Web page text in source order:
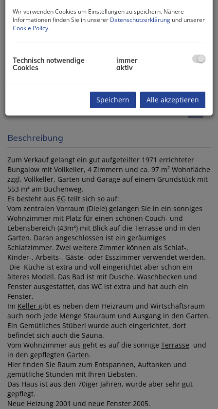
Beschreibung
Zum Verkauf gelangt ein gut aufgeteilter 1971 errichteter
Bungalow mit Vollkeller, 4 Zimmern und ca. 97 m² Wohnfläche
zzgl. Vollkeller, Garten und Garage auf einem Grundstück mit
553 m² am Buchenweg.
Es besteht aus EG teilt sich so auf:
Vom zentralen Vorraum (Diele) gelangen Sie in ein sonniges
Wohnzimmer mit Platz für einen schönen Couch- und
Lebensbereich (43m²) mit Blick auf die Terrasse und in den
Garten. Daran angeschlossen ist ein geräumiges
Schlafzimmer. Zwei weitere Zimmer können als Schlaf-,
Kinder-, Arbeits-, Gäste- oder Esszimmer verwendet werden.
Die Küche ist extra und voll eingerichtet aber schon ein
älteres Modell. Das Bad ist mit Dusche. Waschbecken und
Fenster ausgestattet, das WC ist extra und hat auch ein
Fenster.
Im Keller gibt es neben dem Heizraum und Wirtschaftsraum
auch noch jede Menge Stauraum und Ausgang in den Garten.
Ein Gemütliches Stüberl wurde auch eingerichtet, dort
befindet sich auch die Sauna.
Vom Wohnzimmer aus geht es auf die sonnige Terrasse und
in den gepflegten Garten.
Hier finden Sie Raum zum Entspannen, Auftanken und
gemütliche Stunden mit Ihren Liebsten.
Das Haus ist aus den 70iger Jahren, wurde aber sehr gut
gepflegt.
Neue Heizung 2001 und neue Fenster 2005.
Wir verwenden Cookies um Einstellungen zu speichern. Nähere
Informationen finden Sie in unserer Datenschutzerklärung und unserer
Cookie Policy.
Technisch notwendige
Cookies
immer
aktiv
Speichern Alle akzeptieren